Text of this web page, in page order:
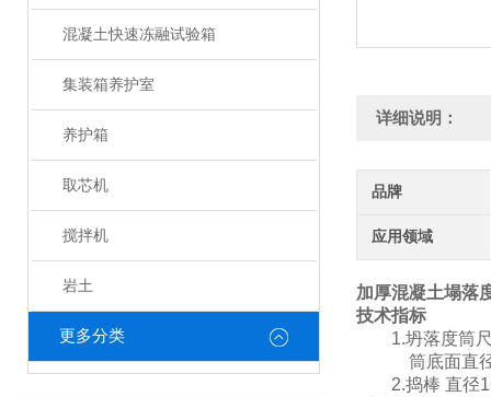
混凝土快速冻融试验箱
集装箱养护室
养护箱
取芯机
搅拌机
岩土
更多分类
详细说明：
品牌
应用领域
加厚混凝土塌落
技术指标
1.坍落度筒尺
筒底面直
2.捣棒 直径